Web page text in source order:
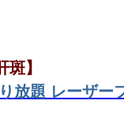
斑】
放題 レーザー